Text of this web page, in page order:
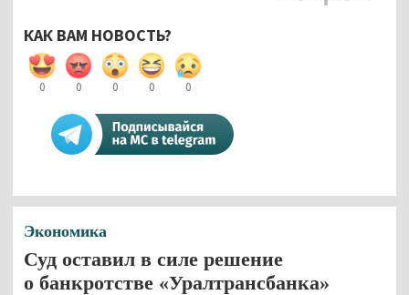
КАК ВАМ НОВОСТЬ?
0 0 0 0 0
Экономика
Суд оставил в силе решение
о банкротстве «Уралтрансбанка»